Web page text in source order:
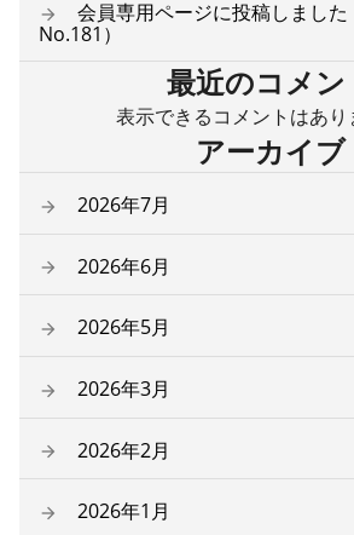
会員専用ページに投稿しました
No.181）
最近のコメン
表示できるコメントはあり
アーカイブ
2026年7月
2026年6月
2026年5月
2026年3月
2026年2月
2026年1月